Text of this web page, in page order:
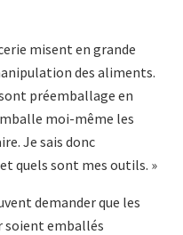
misent en grande
des aliments.
préemballage en
moi-même les
Je sais donc
quels sont mes outils. »
demander que les
soient emballés